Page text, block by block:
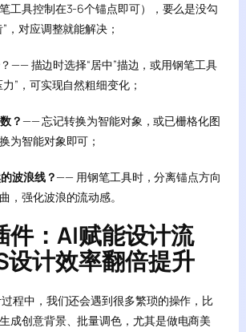
工具控制在3-6个锚点即可），要么是没勾
，对应调整就能解决；
？—— 描边时选择“居中”描边，或用钢笔工具
”，可实现自然粗细变化；
？—— 忘记转换为智能对象，或已栅格化图
为智能对象即可；
波浪线？—— 用钢笔工具时，分离锚点方向
，强化波浪的流动感。
：AI赋能设计流
设计效率翻倍提升
程中，我们还会遇到很多繁琐的操作，比
成创意背景、批量调色，尤其是做电商美